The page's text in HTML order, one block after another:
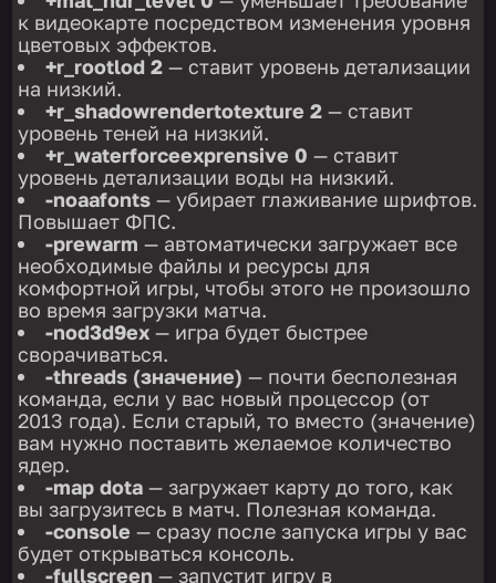
к видеокарте посредством изменения уровня
цветовых эффектов.
+r_rootlod 2 — ставит уровень детализации
на низкий.
+r_shadowrendertotexture 2 — ставит
уровень теней на низкий.
+r_waterforceexprensive 0 — ставит
уровень детализации воды на низкий.
-noaafonts — убирает глаживание шрифтов.
Повышает ФПС.
-prewarm — автоматически загружает все
необходимые файлы и ресурсы для
комфортной игры, чтобы этого не произошло
во время загрузки матча.
-nod3d9ex — игра будет быстрее
сворачиваться.
-threads (значение) — почти бесполезная
команда, если у вас новый процессор (от
2013 года). Если старый, то вместо (значение)
вам нужно поставить желаемое количество
ядер.
-map dota — загружает карту до того, как
вы загрузитесь в матч. Полезная команда.
-console — сразу после запуска игры у вас
будет открываться консоль.
-fullscreen — запустит игру в